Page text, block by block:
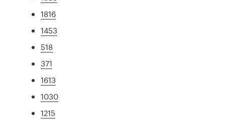
1816
1453
518
371
1613
1030
1215